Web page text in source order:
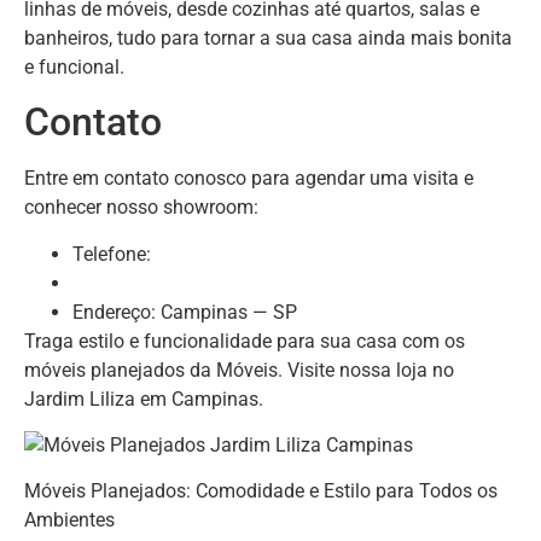
linhas de móveis, desde cozinhas até quartos, salas e
banheiros, tudo para tornar a sua casa ainda mais bonita
e funcional.
Contato
Entre em contato conosco para agendar uma visita e
conhecer nosso showroom:
Telefone:
Endereço: Campinas — SP
Traga estilo e funcionalidade para sua casa com os
móveis planejados da Móveis. Visite nossa loja no
Jardim Liliza em Campinas.
Móveis Planejados: Comodidade e Estilo para Todos os
Ambientes